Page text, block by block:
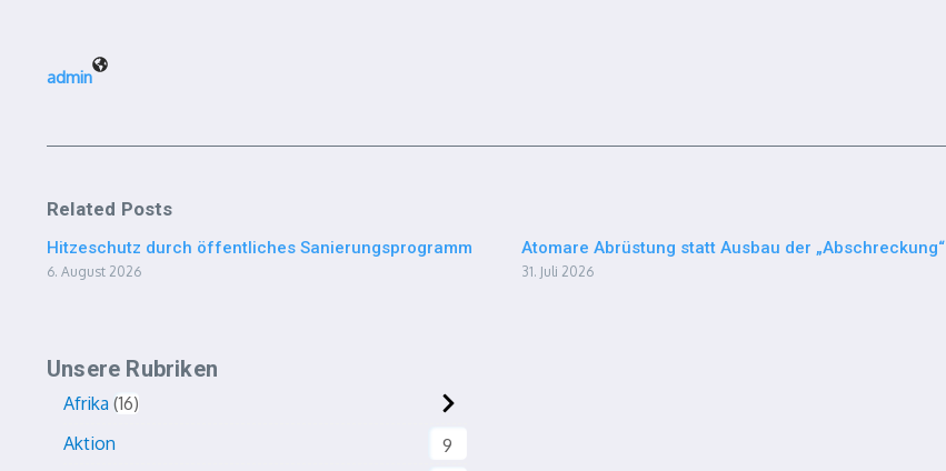
admin
Related Posts
Hitzeschutz durch öffentliches Sanierungsprogramm
6. August 2026
Atomare Abrüstung statt Ausbau der „Abschreckung“
31. Juli 2026
Unsere Rubriken
Afrika 16
Aktion
9